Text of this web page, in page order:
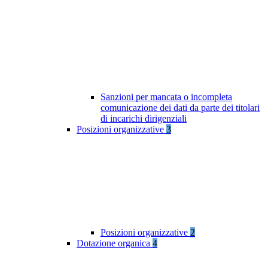
Sanzioni per mancata o incompleta
comunicazione dei dati da parte dei titolari
di incarichi dirigenziali
Posizioni organizzative 3
Posizioni organizzative 2
Dotazione organica 4